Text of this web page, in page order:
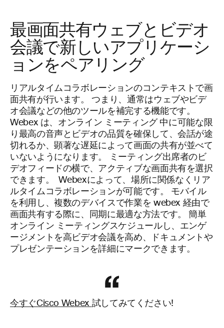
最画面共有ウェブとビデオ
会議で新しいアプリケーシ
ョンをペアリング
リアルタイムコラボレーションのコンテキストで画
面共有が行います。 つまり、通常はウェブやビデ
オ会議などの他のツールを補完する機能です。
Webex は、オンライン ミーティング 中に可能な限
り最高の音声とビデオの品質を確保して、会話が途
切れるか、顕著な遅延によって画面の共有が並べて
いないようになります。 ミーティング出席者のビ
デオフィードの横で、アクティブな画面共有を選択
できます。
Webexによって、場所に関係なくリア
ルタイムコラボレーションが可能です。 モバイル
を利用し、複数のデバイスで作業を webex 経由で
画面共有する際に、同期に最適な方法です。 簡単
オンライン ミーティングスケジュールし、エンゲ
ージメントを高ビデオ会議を高め、ドキュメントや
プレゼンテーションを詳細にマークできます。
今すぐCisco Webex 試してみてください!